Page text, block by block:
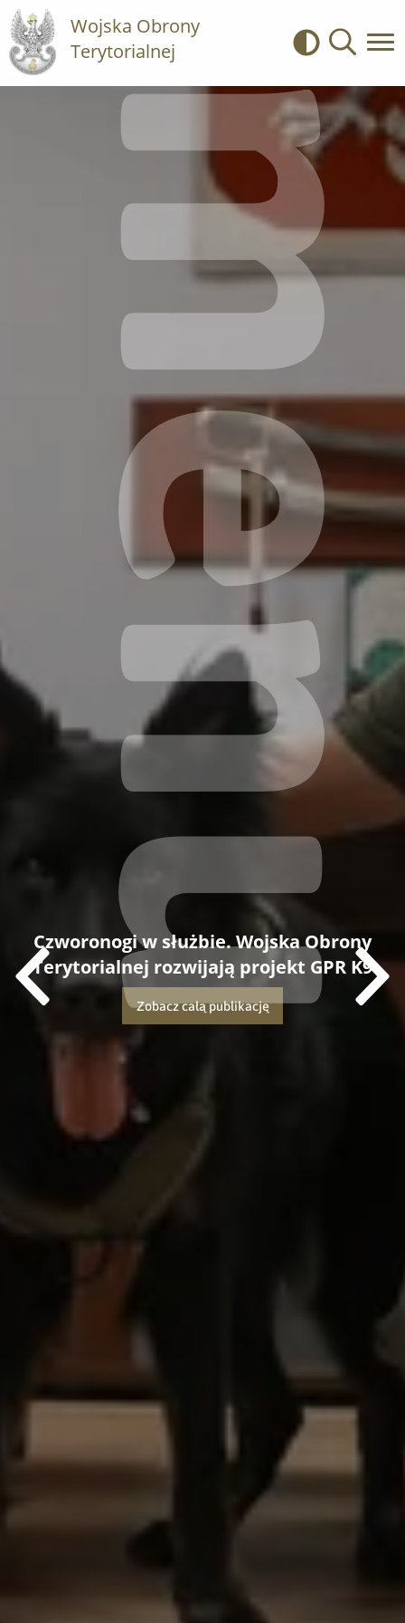
Wojska Obrony
Terytorialnej
Kontrast
Czworonogi w służbie. Wojska Obrony
Terytorialnej rozwijają projekt GPR K9
Zobacz całą publikację
Dowiedz się więcej o tej publikacji